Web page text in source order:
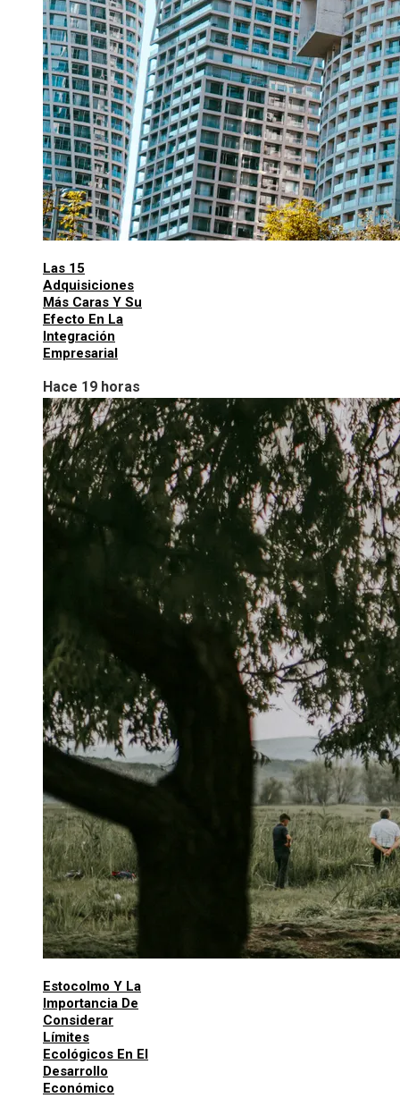
Las 15
Adquisiciones
Más Caras Y Su
Efecto En La
Integración
Empresarial
Hace 19 horas
Estocolmo Y La
Importancia De
Considerar
Límites
Ecológicos En El
Desarrollo
Económico